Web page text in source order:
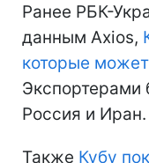
Ранее РБК-
данным Axios,
которые
Экспортерами
Россия и Иран.
Также Кубу